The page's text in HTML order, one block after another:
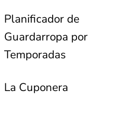
Planificador de
Guardarropa por
Temporadas
La Cuponera